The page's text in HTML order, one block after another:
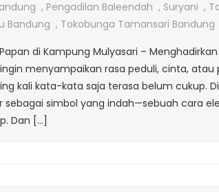
Di
Kampung
, Pengadilan Baleendah , Suryani ,
Bandung , Tokobunga Tamansari Bandung
di Kampung Mulyasari –
menyampaikan rasa peduli, cinta,
kali kata-kata saja terasa belum cukup.
sebagai simbol yang indah—sebuah cara
Dan […]